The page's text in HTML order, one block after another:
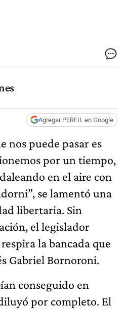
Agregar PERFIL en Google
nos puede pasar es
por un tiempo,
en el aire con
se lamentó una
libertaria. Sin
el legislador
la bancada que
Gabriel Bornoroni.
conseguido en
por completo. El